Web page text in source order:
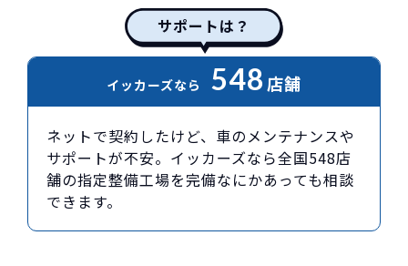
サポートは？
イッカーズなら 548店舗
ネットで契約したけど、車のメンテナンスや
サポートが不安。イッカーズなら全国548店
舗の指定整備工場を完備なにかあっても相談
できます。